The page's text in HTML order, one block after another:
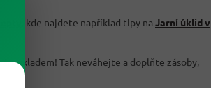
, kde najdete například tipy na Jarní úklid v
skladem! Tak neváhejte a doplňte zásoby,